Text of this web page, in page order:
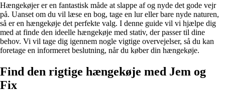
Hængekøjer er en fantastisk måde at slappe af og nyde det gode vejr
på. Uanset om du vil læse en bog, tage en lur eller bare nyde naturen,
så er en hængekøje det perfekte valg. I denne guide vil vi hjælpe dig
med at finde den ideelle hængekøje med stativ, der passer til dine
behov. Vi vil tage dig igennem nogle vigtige overvejelser, så du kan
foretage en informeret beslutning, når du køber din hængekøje.
Find den rigtige hængekøje med Jem og
Fix